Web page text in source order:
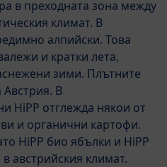
в преходната зона между
климат. В
алпийски. Това
и кратки лета,
зими. Плътните
В
HiPP отглежда някои от
и органични картофи.
HiPP био ябълки и HiPP
австрийския климат.